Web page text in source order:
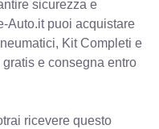
sicurezza e
Auto.it puoi acquistare
Kit Completi e
e consegna entro
ricevere questo